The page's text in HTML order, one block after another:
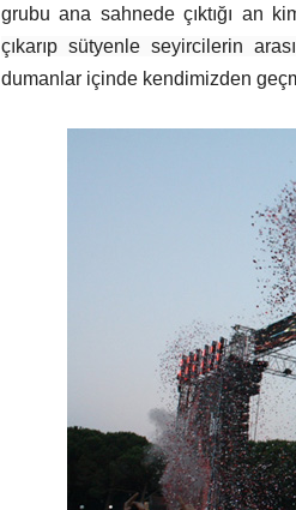
grubu ana sahnede çıktığı an
çıkarıp sütyenle seyircilerin
dumanlar içinde kendimizden